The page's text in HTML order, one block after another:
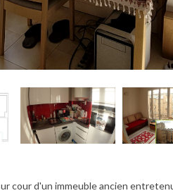
cour d'un immeuble ancien